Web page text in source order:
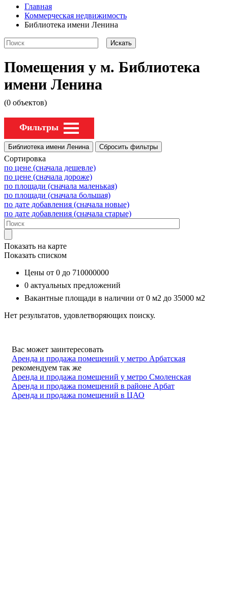
Главная
Коммерческая недвижимость
Библиотека имени Ленина
Помещения у м. Библиотека
имени Ленина
(0 объектов)
Фильтры
Сортировка
по цене (сначала дешевле)
по цене (сначала дороже)
по площади (сначала маленькая)
по площади (сначала большая)
по дате добавления (сначала новые)
по дате добавления (сначала старые)
Показать на карте
Показать списком
Цены от 0 до 710000000
0 актуальных предложений
Вакантные площади в наличии от 0 м2 до 35000 м2
Нет результатов, удовлетворяющих поиску.
Вас может заинтересовать
Аренда и продажа помещений у метро Арбатская
рекомендуем так же
Аренда и продажа помещений у метро Смоленская
Аренда и продажа помещений в районе Арбат
Аренда и продажа помещений в ЦАО